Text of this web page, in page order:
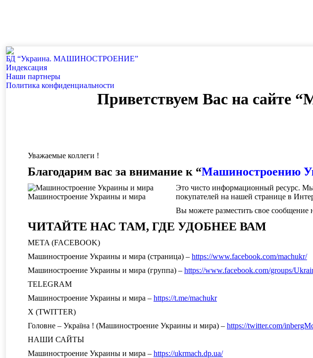
БД “Украина. МАШИНОСТРОЕНИЕ”
Индекcация
Наши партнеры
Политика конфиденциальности
Приветствуем Вас на сайте
Уважаемые коллеги !
Благодарим вас за внимание к “Машиностроению
Машиностроение Украины и мира
Это чисто информационный ресурс.
покупателей на нашей странице в
Вы можете разместить свое сообщение
ЧИТАЙТЕ НАС ТАМ, ГДЕ УДОБНЕЕ ВАМ
META (FACEBOOK)
Машиностроение Украины и мира (страница) – https://www.facebook.com/machukr/
Машиностроение Украины и мира (группа) – https://www.facebook.com/groups/
TELEGRAM
Машиностроение Украины и мира – https://t.me/machukr
Х (TWITTER)
Головне – Україна ! (Машиностроение Украины и мира) – https://twitter.com/
НАШИ САЙТЫ
Машиностроение Украины и мира – https://ukrmach.dp.ua/